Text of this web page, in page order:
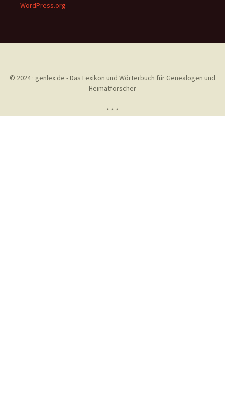
WordPress.org
© 2024 · genlex.de - Das Lexikon und Wörterbuch für Genealogen und
Heimatforscher
* * *